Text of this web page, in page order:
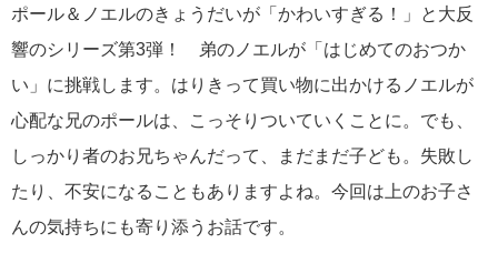
ポール＆ノエルのきょうだいが「かわいすぎる！」と大反
響のシリーズ第3弾！ 弟のノエルが「はじめてのおつか
い」に挑戦します。はりきって買い物に出かけるノエルが
心配な兄のポールは、こっそりついていくことに。でも、
しっかり者のお兄ちゃんだって、まだまだ子ども。失敗し
たり、不安になることもありますよね。今回は上のお子さ
んの気持ちにも寄り添うお話です。